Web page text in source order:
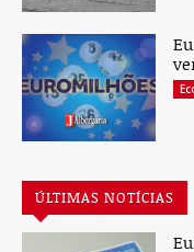
ÚLTIMAS NOTÍCIAS